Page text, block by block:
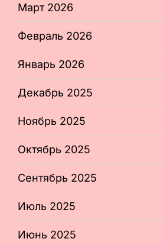
Март 2026
Февраль 2026
Январь 2026
Декабрь 2025
Ноябрь 2025
Октябрь 2025
Сентябрь 2025
Июль 2025
Июнь 2025